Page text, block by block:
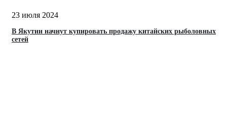
23 июля 2024
В Якутии начнут купировать продажу китайских рыболовных
сетей